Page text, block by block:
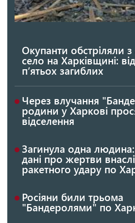
Окупанти обстріляли з
село на Харківщині:
п’ятьох загиблих
Через влучання
родини у Харкові
відселення
Загинула одна людина:
дані про жертви
ракетного удару по
Росіяни били трьома
"Бандеролями" по